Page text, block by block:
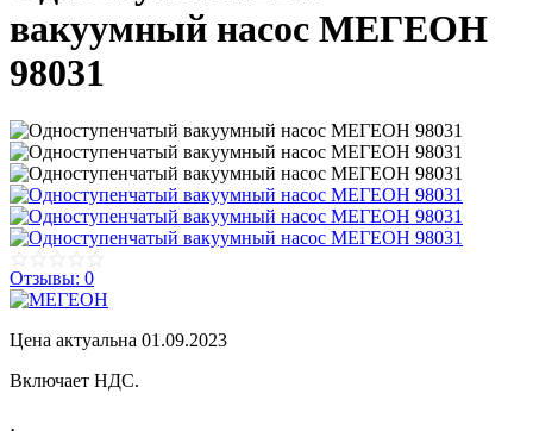
вакуумный насос МЕГЕОН
98031
Отзывы: 0
Цена актуальна 01.09.2023
Включает НДС.